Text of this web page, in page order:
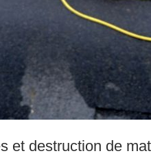
et destruction de